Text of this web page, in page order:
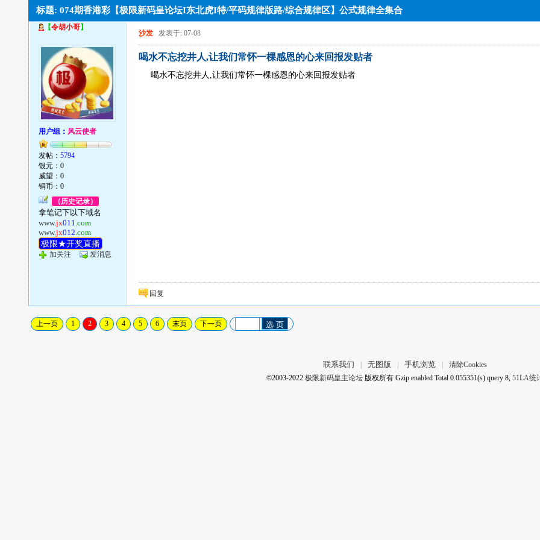
标题: 074期香港彩【极限新码皇论坛I东北虎I特/平码规律版路/综合规律区】公式规律全集合
【令胡小哥】
用户组： 风云使者
发帖：5794
银元：0
威望：0
铜币：0
（历史记录）
拿笔记下以下域名
www.jx011.com
www.jx012.com
极限★开奖直播
加关注 发消息
沙发 发表于: 07-08
喝水不忘挖井人,让我们常怀一棵感恩的心来回报发贴者
喝水不忘挖井人,让我们常怀一棵感恩的心来回报发贴者
回复
上一页 1 2 3 4 5 6 末页 下一页 选 页
联系我们 无图版 手机浏览
清除Cookies
©2003-2022 极限新码皇主论坛版权所有 Gzip enabled Total 0.055351(s) query 8, 51LA统